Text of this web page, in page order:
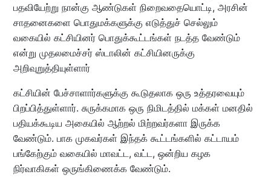
பதவியேற்று நான்கு ஆண்டுகள் நிறைவதையொட்டி, அரசின்
சாதனைகளை பொதுமக்களுக்கு எடுத்துச் செல்லும்
வகையில் கட்சியினர் பொதுக்கூட்டங்கள் நடத்த வேண்டும்
என்று முதலமைச்சர் ஸ்டாலின் கட்சியினருக்கு
அறிவுறுத்தியுள்ளார்
கட்சியின் பேச்சாளார்களுக்கு கூடுதலாக ஒரு உத்தரவையும்
பிறப்பித்துள்ளார். சுருக்கமாக ஒரு நிமிடத்தில் மக்கள் மனதில்
பதியக்கூடிய அகையில் ஆற்றல் மிற்றவர்களா இருக்க
வேண்டும். பாக முகவர்கள் இந்தக் கூட்டங்களில் கட்டாயம்
பங்கேற்கும் வகையில் மாவட்ட, வட்ட, ஒன்றிய கழக
நிர்வாகிகள் ஒருங்கிணைக்க வேண்டும்.